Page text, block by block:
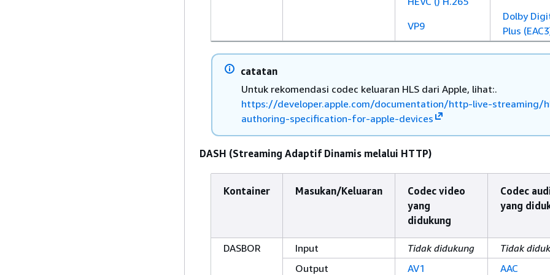
VP9
Dolby
Plus
catatan
Untuk rekomendasi codec keluaran HLS dari Apple, lihat:.
https://developer.apple.com/documentation/http-live-streaming/
authoring-specification-for-apple-devices
DASH (Streaming Adaptif Dinamis melalui HTTP)
Kontainer Masukan/Keluaran
Codec video
yang
didukung
Codec
yang
DASBOR Input Tidak didukung
Tidak
Output
AV1 AAC